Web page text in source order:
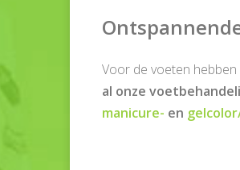
Voor de voeten
al onze
manicure- en